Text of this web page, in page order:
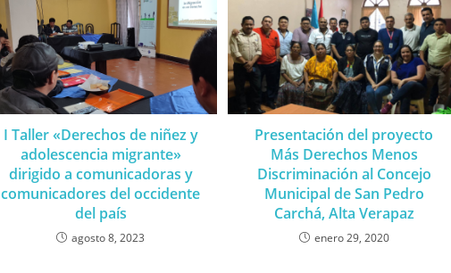
I Taller «Derechos de niñez y
adolescencia migrante»
dirigido a comunicadoras y
comunicadores del occidente
del país
agosto 8, 2023
Presentación del proyecto
Más Derechos Menos
Discriminación al Concejo
Municipal de San Pedro
Carchá, Alta Verapaz
enero 29, 2020